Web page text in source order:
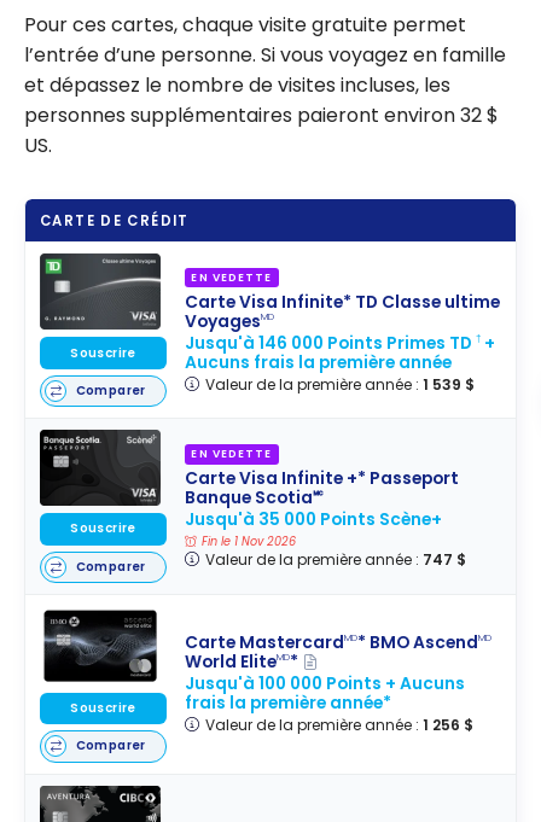
Pour ces cartes, chaque visite gratuite permet
l’entrée d’une personne. Si vous voyagez en famille
et dépassez le nombre de visites incluses, les
personnes supplémentaires paieront environ 32 $
US.
CARTE DE CRÉDIT
EN VEDETTE
Carte Visa Infinite* TD Classe ultime
VoyagesMD
Jusqu'à 146 000 Points Primes TD† +
Aucuns frais la première année
Valeur de la première année : 1 539 $
Souscrire
Comparer
EN VEDETTE
Carte Visa Infinite +* Passeport
Banque Scotia🅪
Jusqu'à 35 000 Points Scène+
Fin le 1 Nov 2026
Valeur de la première année : 747 $
Souscrire
Comparer
Carte MastercardMD* BMO AscendMD
World EliteMD*
Jusqu'à 100 000 Points + Aucuns
frais la première année*
Valeur de la première année : 1 256 $
Souscrire
Comparer